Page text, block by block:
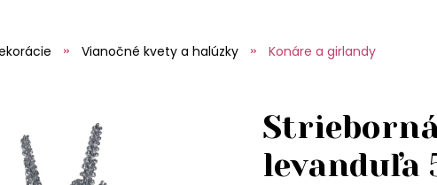
Vianočné kvety a halúzky Konáre a girlandy
levanduľa